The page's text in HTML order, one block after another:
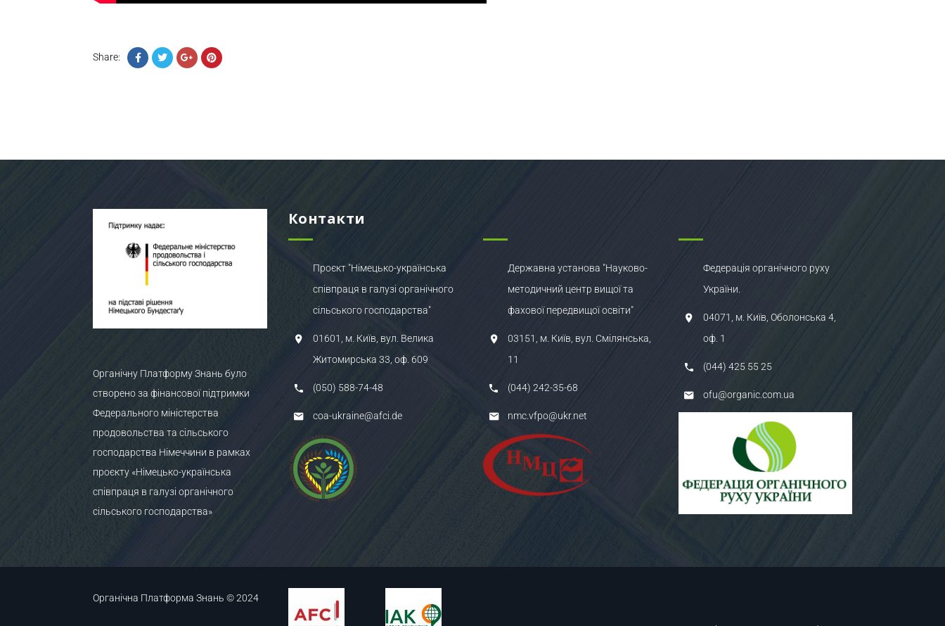
Share:
Органічну Платформу Знань було
створено за фінансової підтримки
Федерального міністерства
продовольства та сільського
господарства Німеччини в рамках
проєкту «Німецько-українська
співпраця в галузі органічного
сільського господарства»
Контакти
Проєкт "Німецько-українська
співпраця в галузі органічного
сільського господарства"
01601, м. Київ, вул. Велика
Житомирська 33, оф. 609
(050) 588-74-48
coa-ukraine@afci.de
Державна установа "Науково-
методичний центр вищої та
фахової передвищої освіти"
03151, м. Київ, вул. Смілянська,
11
(044) 242-35-68
nmc.vfpo@ukr.net
Федерація органічного руху
України.
04071, м. Київ, Оболонська 4,
оф. 1
(044) 425 55 25
ofu@organic.com.ua
Органічна Платформа Знань © 2024